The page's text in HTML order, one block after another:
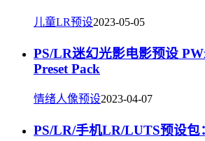
儿童LR预设2023-05-05
PS/LR迷幻光影电影预设
Preset Pack
情绪人像预设2023-04-07
PS/LR/手机LR/LUTS预设包